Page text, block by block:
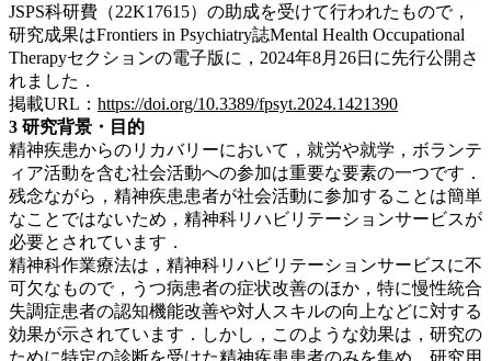
JSPS科研費（22K17615）の助成を受けて行われたもので，
研究成果はFrontiers in Psychiatry誌Mental Health Occupational
Therapyセクションの電子版に，2024年8月26日に先行公開さ
れました．
掲載URL： https://doi.org/10.3389/fpsyt.2024.1421390
3 研究背景・目的
精神疾患からのリカバリーにおいて，就労や就学，ボランテ
ィア活動を含む社会活動への参加は重要な要素の一つです．
残念ながら，精神疾患患者が社会活動に参加することは簡単
なことではないため，精神科リハビリテーションサービスが
必要とされています．
精神科作業療法は，精神科リハビリテーションサービスに不
可欠なもので，うつ病患者の症状改善のほか，特に慢性統合
失調症患者の認知機能改善や対人スキルの向上などに対する
効果が示されています．しかし，このような効果は，研究の
ために特定の診断を受けた精神疾患患者のみを集め，研究用